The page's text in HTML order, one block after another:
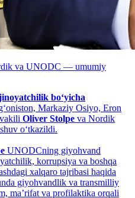
va UNODC — umumiy
bo‘yicha
Markaziy Osiyo, Eron
Oliver Stolpe va Nordik
o‘tkazildi.
UNODCning giyohvand
korrupsiya va boshqa
xalqaro tajribasi haqida
giyohvandlik va transmilliy
maʼrifat va profilaktika orqali